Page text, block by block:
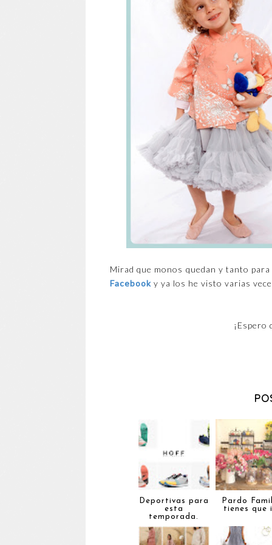
Mirad que monos quedan y tanto
Facebooky ya los he visto varias
¡Espero
Deportivas para
esta
temporada.
Pardo
tienes que